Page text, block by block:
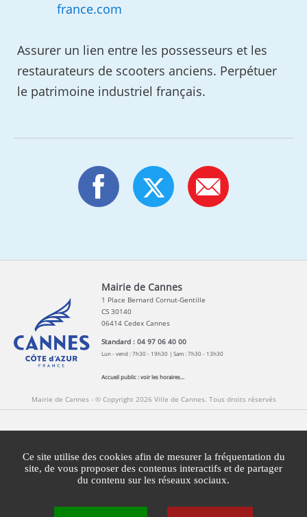
france.com
Assurer un lien entre les possesseurs et les
restaurateurs de scooters anciens. Perpétuer
le patrimoine industriel français.
Mairie de Cannes
1 Place Bernard Cornut-Gentille
CS 30140
06414 Cedex Cannes
Standard : 04 97 06 40 00
Lun - vend : 7h30 - 19h30 | Sam : 7h30 - 13h30
Accueil public :voir les horaires...
Mairie de Cannes - © Copyright 2026 Ville de Cannes. Tous droits réservés
Mentions légales Agglomération Cannes Lérins
Plan du site Gestion des cookies
Ce site utilise des cookies afin de mesurer la fréquentation du
site, de vous proposer des contenus interactifs et de partager
du contenu sur les réseaux sociaux.